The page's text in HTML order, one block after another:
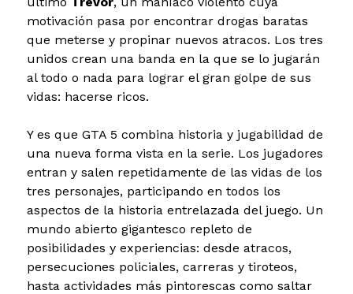
motivación pasa por encontrar drogas baratas
que meterse y propinar nuevos atracos. Los tres
unidos crean una banda en la que se lo jugarán
al todo o nada para lograr el gran golpe de sus
vidas: hacerse ricos.
Y es que GTA 5 combina historia y jugabilidad de
una nueva forma vista en la serie. Los jugadores
entran y salen repetidamente de las vidas de los
tres personajes, participando en todos los
aspectos de la historia entrelazada del juego. Un
mundo abierto gigantesco repleto de
posibilidades y experiencias: desde atracos,
persecuciones policiales, carreras y tiroteos,
hasta actividades más pintorescas como saltar